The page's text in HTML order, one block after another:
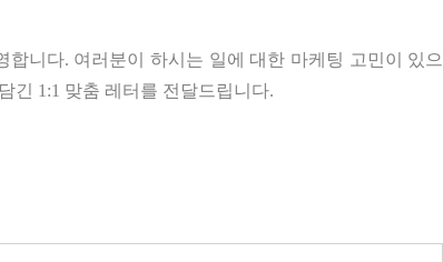
니다. 여러분이 하시는 일에 대한 마케팅 고민이 있으
긴 1:1 맞춤 레터를 전달드립니다.